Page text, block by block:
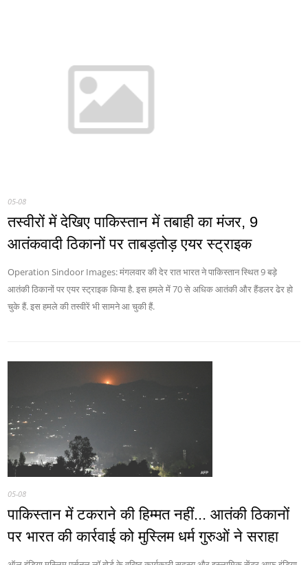
05-08
तस्वीरों में देखिए पाकिस्तान में तबाही का मंजर, 9
आतंकवादी ठिकानों पर ताबड़तोड़ एयर स्ट्राइक
Operation Sindoor Images: मंगलवार की देर रात भारत ने पाकिस्तान स्थित 9 बड़े
आतंकी ठिकानों पर एयर स्ट्राइक किया है. इस हमले में 70 से अधिक आतंकी और हैंडलर ढेर हो
चुके हैं. इस हमले की तस्वीरें भी सामने आ चुकी हैं.
05-08
पाकिस्‍तान में टकराने की हिम्‍मत नहीं... आतंकी ठिकानों
पर भारत की कार्रवाई को मुस्लिम धर्म गुरुओं ने सराहा